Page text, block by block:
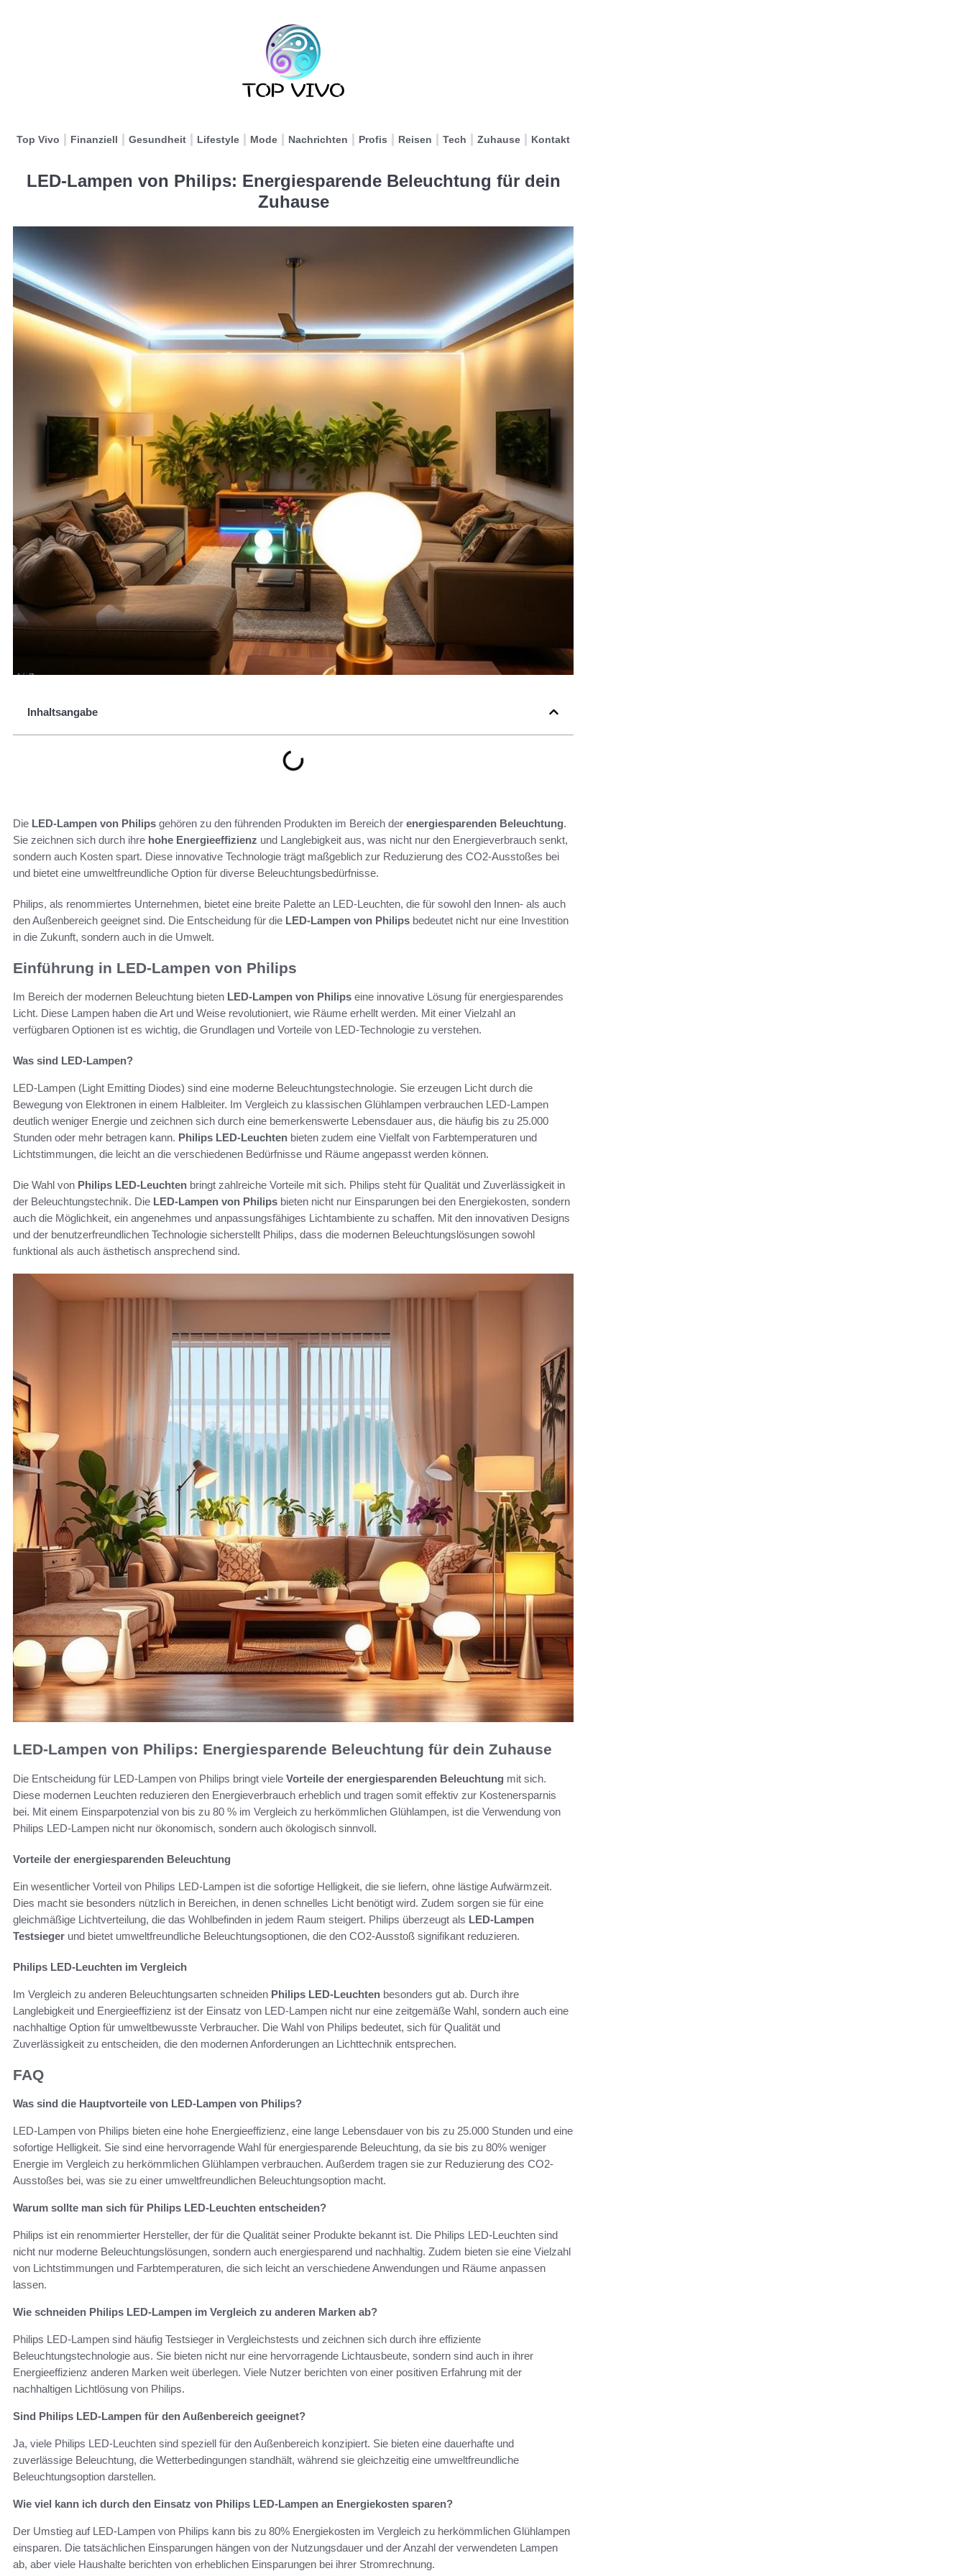
Top Vivo Finanziell Gesundheit Lifestyle Mode Nachrichten Profis Reisen Tech Zuhause Kontakt
LED-Lampen von Philips: Energiesparende Beleuchtung für dein
Zuhause
Inhaltsangabe
Die LED-Lampen von Philips gehören zu den führenden Produkten im Bereich der energiesparenden Beleuchtung.
Sie zeichnen sich durch ihre hohe Energieeffizienz und Langlebigkeit aus, was nicht nur den Energieverbrauch senkt,
sondern auch Kosten spart. Diese innovative Technologie trägt maßgeblich zur Reduzierung des CO2-Ausstoßes bei
und bietet eine umweltfreundliche Option für diverse Beleuchtungsbedürfnisse.
Philips, als renommiertes Unternehmen, bietet eine breite Palette an LED-Leuchten, die für sowohl den Innen- als auch
den Außenbereich geeignet sind. Die Entscheidung für die LED-Lampen von Philips bedeutet nicht nur eine Investition
in die Zukunft, sondern auch in die Umwelt.
Einführung in LED-Lampen von Philips
Im Bereich der modernen Beleuchtung bieten LED-Lampen von Philips eine innovative Lösung für energiesparendes
Licht. Diese Lampen haben die Art und Weise revolutioniert, wie Räume erhellt werden. Mit einer Vielzahl an
verfügbaren Optionen ist es wichtig, die Grundlagen und Vorteile von LED-Technologie zu verstehen.
Was sind LED-Lampen?
LED-Lampen (Light Emitting Diodes) sind eine moderne Beleuchtungstechnologie. Sie erzeugen Licht durch die
Bewegung von Elektronen in einem Halbleiter. Im Vergleich zu klassischen Glühlampen verbrauchen LED-Lampen
deutlich weniger Energie und zeichnen sich durch eine bemerkenswerte Lebensdauer aus, die häufig bis zu 25.000
Stunden oder mehr betragen kann. Philips LED-Leuchten bieten zudem eine Vielfalt von Farbtemperaturen und
Lichtstimmungen, die leicht an die verschiedenen Bedürfnisse und Räume angepasst werden können.
Die Wahl von Philips LED-Leuchten bringt zahlreiche Vorteile mit sich. Philips steht für Qualität und Zuverlässigkeit in
der Beleuchtungstechnik. Die LED-Lampen von Philips bieten nicht nur Einsparungen bei den Energiekosten, sondern
auch die Möglichkeit, ein angenehmes und anpassungsfähiges Lichtambiente zu schaffen. Mit den innovativen Designs
und der benutzerfreundlichen Technologie sicherstellt Philips, dass die modernen Beleuchtungslösungen sowohl
funktional als auch ästhetisch ansprechend sind.
LED-Lampen von Philips: Energiesparende Beleuchtung für dein Zuhause
Die Entscheidung für LED-Lampen von Philips bringt viele Vorteile der energiesparenden Beleuchtung mit sich.
Diese modernen Leuchten reduzieren den Energieverbrauch erheblich und tragen somit effektiv zur Kostenersparnis
bei. Mit einem Einsparpotenzial von bis zu 80 % im Vergleich zu herkömmlichen Glühlampen, ist die Verwendung von
Philips LED-Lampen nicht nur ökonomisch, sondern auch ökologisch sinnvoll.
Vorteile der energiesparenden Beleuchtung
Ein wesentlicher Vorteil von Philips LED-Lampen ist die sofortige Helligkeit, die sie liefern, ohne lästige Aufwärmzeit.
Dies macht sie besonders nützlich in Bereichen, in denen schnelles Licht benötigt wird. Zudem sorgen sie für eine
gleichmäßige Lichtverteilung, die das Wohlbefinden in jedem Raum steigert. Philips überzeugt als LED-Lampen
Testsieger und bietet umweltfreundliche Beleuchtungsoptionen, die den CO2-Ausstoß signifikant reduzieren.
Philips LED-Leuchten im Vergleich
Im Vergleich zu anderen Beleuchtungsarten schneiden Philips LED-Leuchten besonders gut ab. Durch ihre
Langlebigkeit und Energieeffizienz ist der Einsatz von LED-Lampen nicht nur eine zeitgemäße Wahl, sondern auch eine
nachhaltige Option für umweltbewusste Verbraucher. Die Wahl von Philips bedeutet, sich für Qualität und
Zuverlässigkeit zu entscheiden, die den modernen Anforderungen an Lichttechnik entsprechen.
FAQ
Was sind die Hauptvorteile von LED-Lampen von Philips?
LED-Lampen von Philips bieten eine hohe Energieeffizienz, eine lange Lebensdauer von bis zu 25.000 Stunden und eine
sofortige Helligkeit. Sie sind eine hervorragende Wahl für energiesparende Beleuchtung, da sie bis zu 80% weniger
Energie im Vergleich zu herkömmlichen Glühlampen verbrauchen. Außerdem tragen sie zur Reduzierung des CO2-
Ausstoßes bei, was sie zu einer umweltfreundlichen Beleuchtungsoption macht.
Warum sollte man sich für Philips LED-Leuchten entscheiden?
Philips ist ein renommierter Hersteller, der für die Qualität seiner Produkte bekannt ist. Die Philips LED-Leuchten sind
nicht nur moderne Beleuchtungslösungen, sondern auch energiesparend und nachhaltig. Zudem bieten sie eine Vielzahl
von Lichtstimmungen und Farbtemperaturen, die sich leicht an verschiedene Anwendungen und Räume anpassen
lassen.
Wie schneiden Philips LED-Lampen im Vergleich zu anderen Marken ab?
Philips LED-Lampen sind häufig Testsieger in Vergleichstests und zeichnen sich durch ihre effiziente
Beleuchtungstechnologie aus. Sie bieten nicht nur eine hervorragende Lichtausbeute, sondern sind auch in ihrer
Energieeffizienz anderen Marken weit überlegen. Viele Nutzer berichten von einer positiven Erfahrung mit der
nachhaltigen Lichtlösung von Philips.
Sind Philips LED-Lampen für den Außenbereich geeignet?
Ja, viele Philips LED-Leuchten sind speziell für den Außenbereich konzipiert. Sie bieten eine dauerhafte und
zuverlässige Beleuchtung, die Wetterbedingungen standhält, während sie gleichzeitig eine umweltfreundliche
Beleuchtungsoption darstellen.
Wie viel kann ich durch den Einsatz von Philips LED-Lampen an Energiekosten sparen?
Der Umstieg auf LED-Lampen von Philips kann bis zu 80% Energiekosten im Vergleich zu herkömmlichen Glühlampen
einsparen. Die tatsächlichen Einsparungen hängen von der Nutzungsdauer und der Anzahl der verwendeten Lampen
ab, aber viele Haushalte berichten von erheblichen Einsparungen bei ihrer Stromrechnung.